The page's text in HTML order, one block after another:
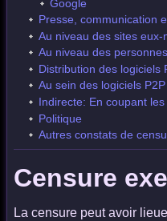
Google
Presse, communication
Au niveau des sites eux-
Au niveau des
Distribution des logiciels
Au sein des logiciels
Indirecte: En coupant
Politique
Autres constats de
Censure
La censure peut avoir